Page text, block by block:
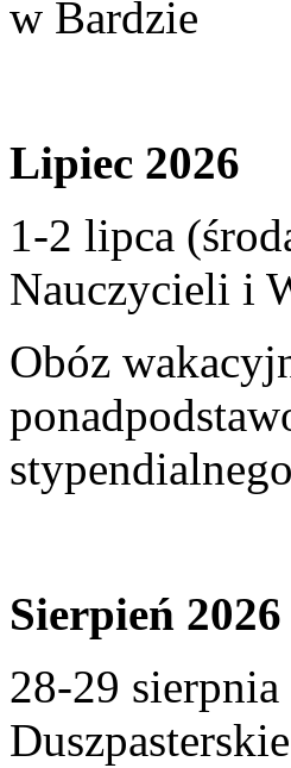
w Bardzie
Lipiec 2026
1-2 lipca
Nauczycieli i
Obóz
Sierpień 2026
28-29
Duszpasterskie